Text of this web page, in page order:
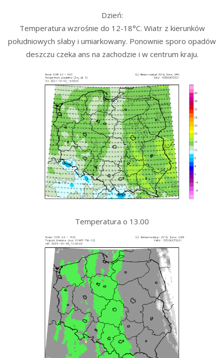
Dzień:
Temperatura wzrośnie do 12-18°C. Wiatr z kierunków
południowych słaby i umiarkowany. Ponownie sporo opadów
deszczu czeka ans na zachodzie i w centrum kraju.
Temperatura o 13.00